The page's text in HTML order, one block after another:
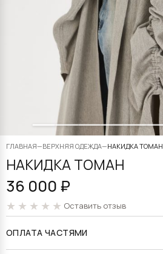
ГЛАВНАЯ—ВЕРХНЯЯ ОДЕЖДА—НАКИДКА ТОМАН
НАКИДКА ТОМАН
36 000 ₽
Оставить отзыв
ОПЛАТА ЧАСТЯМИ